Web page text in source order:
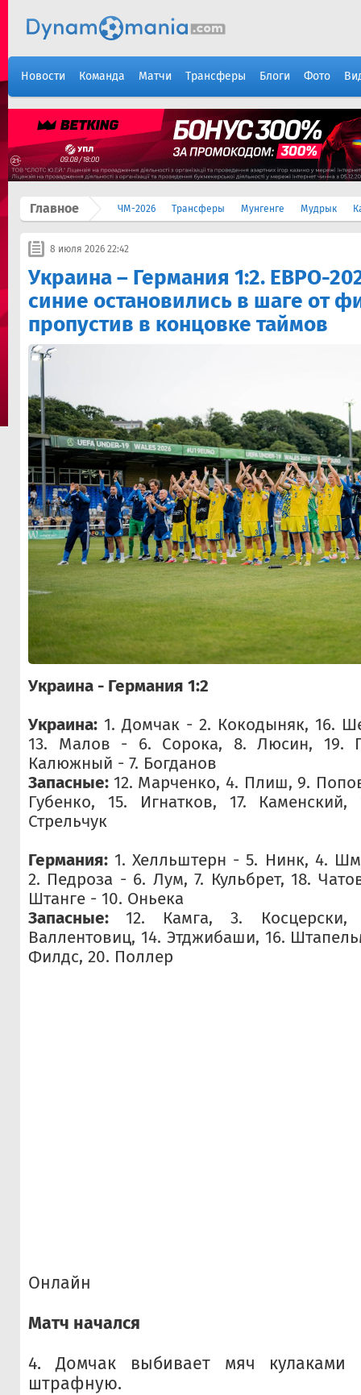
Новости Команда Матчи Трансферы Блоги Фото
Главное ЧМ-2026 Трансферы Мунгенге Мудрык
8 июля 2026 22:42
Украина – Германия 1:2. ЕВРО-
синие остановились в шаге от
пропустив в концовке таймов
Украина - Германия 1:2
Украина: 1. Домчак - 2. Кокодыняк, 16.
13. Малов - 6. Сорока, 8. Люсин, 19.
Калюжный - 7. Богданов
Запасные: 12. Марченко, 4. Плиш, 9.
Губенко, 15. Игнатков, 17.
Стрельчук
Германия: 1. Хелльштерн - 5. Нинк, 4.
2. Педроза - 6. Лум, 7. Кульбрет, 18.
Штанге - 10. Оньека
Запасные: 12. Камга, 3. Косцерски,
Валлентовиц, 14. Этджибаши, 16.
Филдс, 20. Поллер
Онлайн
Матч начался
4. Домчак выбивает мяч кулаками
штрафную.